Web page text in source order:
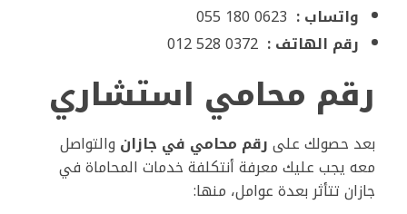
واتساب :
رقم الهاتف :
رقم محامي استشاري
بعد حصولك علىرقم محامي في جازان والتواصل
معه يجب عليك معرفة أنتكلفة خدمات المحاماة في
جازان تتأثر بعدة عوامل، منها: